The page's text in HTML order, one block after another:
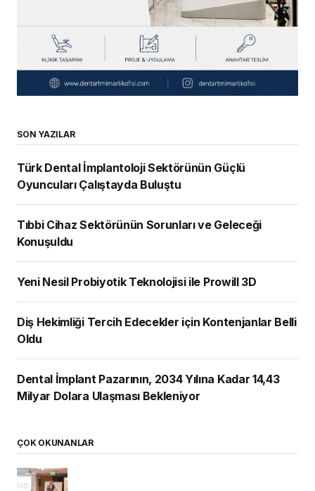
SON YAZILAR
Türk Dental İmplantoloji Sektörünün Güçlü
Oyuncuları Çalıştayda Buluştu
Tıbbi Cihaz Sektörünün Sorunları ve Geleceği
Konuşuldu
Yeni Nesil Probiyotik Teknolojisi ile Prowill 3D
Diş Hekimliği Tercih Edecekler için Kontenjanlar Belli
Oldu
Dental İmplant Pazarının, 2034 Yılına Kadar 14,43
Milyar Dolara Ulaşması Bekleniyor
ÇOK OKUNANLAR